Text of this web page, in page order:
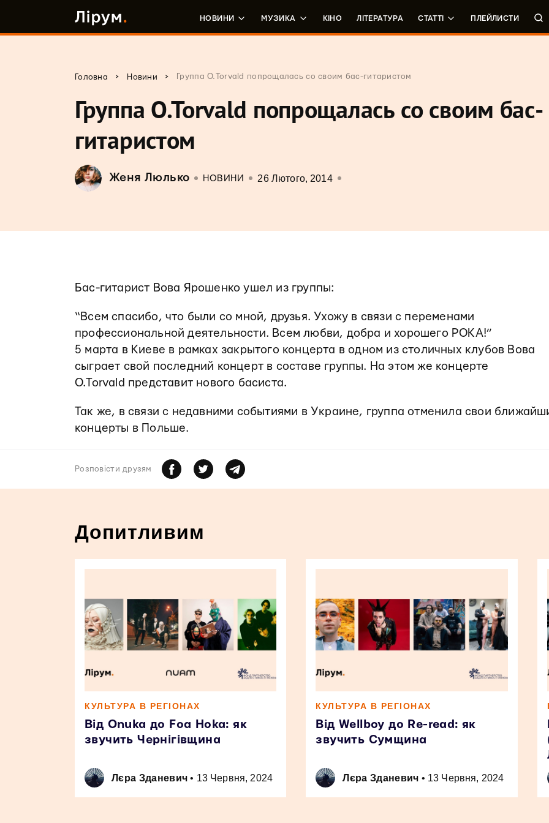
НОВИНИ МУЗИКА КІНО ЛІТЕРАТУРА СТАТТІ ПЛЕЙЛИСТИ
Головна > Новини > Группа O.Torvald попрощалась со своим бас-гитаристом
Группа O.Torvald попрощалась со своим бас-
гитаристом
Женя Люлько НОВИНИ 26 Лютого, 2014
Бас-гитарист Вова Ярошенко ушел из группы:
“Всем спасибо, что были со мной, друзья. Ухожу в связи с переменами
профессиональной деятельности. Всем любви, добра и хорошего РОКА!”
5 марта в Киеве в рамках закрытого концерта в одном из столичных клубов Вова
сыграет свой последний концерт в составе группы. На этом же концерте
O.Torvald представит нового басиста.
Так же, в связи с недавними событиями в Украине, группа отменила свои
концерты в Польше.
Розповiсти друзям
Допитливим
КУЛЬТУРА В РЕГІОНАХ
Від Onuka до Foa Hoka: як
звучить Чернігівщина
Лєра Зданевич • 13 Червня, 2024
КУЛЬТУРА В РЕГІОНАХ
Від Wellboy до Re-read: як
звучить Сумщина
Лєра Зданевич • 13 Червня, 2024